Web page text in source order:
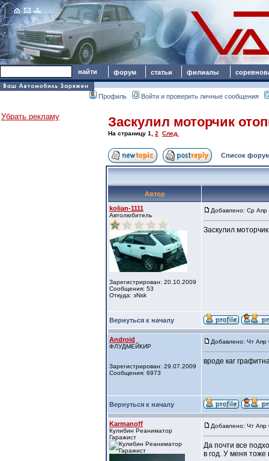
форум статьи филиалы
Профиль Войти и проверить личные сообщения
Убрать рекламу Заскулил моторчик
На страницу 1 2 След.
Список
Автор
kolian-1111
Автолюбитель
Зарегистрирован: 20.10.2009
Сообщения: 53
Откуда: эNsk
Добавлено: Ср Апр
Заскулил
Вернуться к началу
Android
ФЛУДМЕЙКИР
Зарегистрирован: 29.07.2009
Сообщения: 6973
Добавлено: Чт Апр
вроде каг
Вернуться к началу
Karmanoff
Кулибин Реаниматор
Гаражист
Добавлено: Чт Апр
Да почти все
в год. У меня тоже